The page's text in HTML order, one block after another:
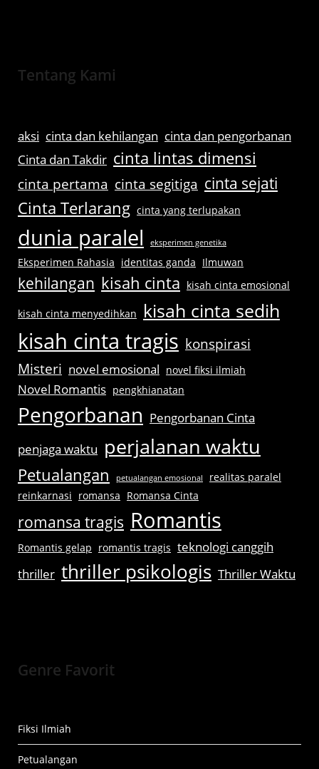
Tentang Kami
aksi cinta dan kehilangan cinta dan pengorbanan
Cinta dan Takdir cinta lintas dimensi
cinta pertama cinta segitiga cinta sejati
Cinta Terlarang cinta yang terlupakan
dunia paralel eksperimen genetika
Eksperimen Rahasia identitas ganda Ilmuwan
kehilangan kisah cinta kisah cinta emosional
kisah cinta menyedihkan kisah cinta sedih
kisah cinta tragis konspirasi
Misteri novel emosional novel fiksi ilmiah
Novel Romantis pengkhianatan
Pengorbanan Pengorbanan Cinta
penjaga waktu perjalanan waktu
Petualangan petualangan emosional
realitas paralel
reinkarnasi romansa Romansa Cinta
romansa tragis Romantis
Romantis gelap romantis tragis teknologi canggih
thriller thriller psikologis Thriller Waktu
Genre Favorit
Fiksi Ilmiah
Petualangan